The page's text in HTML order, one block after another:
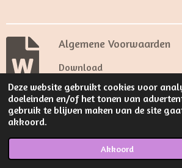
Deze website gebruikt cookies voor
doeleinden en/of het tonen van
gebruik te blijven maken van de site
akkoord.
Akkoord
Algemene Voorwaarden
Download
© 2024 - 2026 Louis Z.
Powered byJouwWeb
Kaart